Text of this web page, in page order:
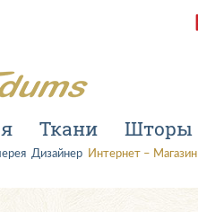
Ткани Шторы
Дизайнер Интернет – Магазин